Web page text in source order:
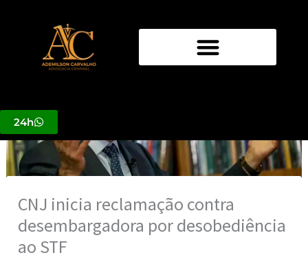
conteúdo
24h
CNJ inicia reclamação contra
desembargadora por desobediência
ao STF